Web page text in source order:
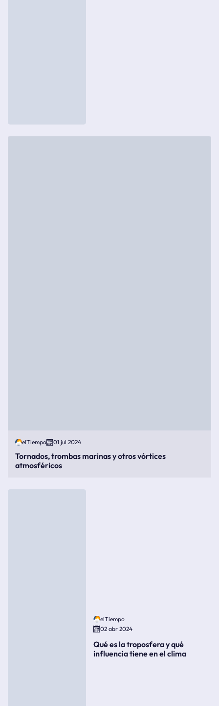
elTiempo 01 jul 2024
Tornados, trombas marinas y otros vórtices
atmosféricos
elTiempo
02 abr 2024
Qué es la troposfera y qué
influencia tiene en el clima